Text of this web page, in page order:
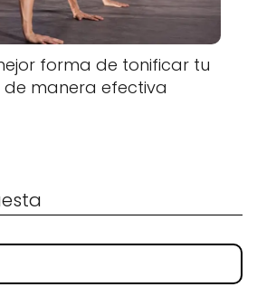
forma de tonificar tu
manera efectiva